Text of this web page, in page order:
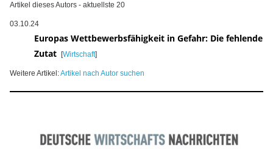
Artikel dieses Autors - aktuellste 20
03.10.24
Europas Wettbewerbsfähigkeit in Gefahr: Die fehlende
Zutat
[Wirtschaft]
Weitere Artikel:Artikel nach Autor suchen